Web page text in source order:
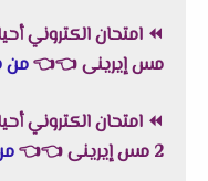
⏪
مس إيرينى👈
👈من
⏪ امتحان الكتروني
2 مس إيرينى
👈
👈